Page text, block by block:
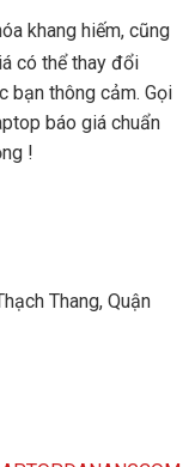
khang hiếm, cũng
có thể thay đổi
bạn thông cảm. Gọi
báo giá chuẩn
!
Thang, Quận